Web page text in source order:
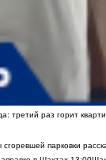
раз горит
парковки